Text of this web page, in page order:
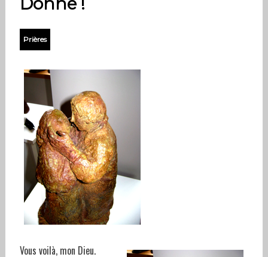
Prières
Vous voilà, mon Dieu.